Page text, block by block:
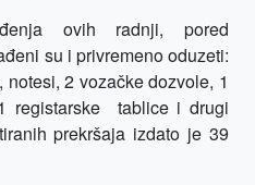
ovih radnji, pored
su i privremeno oduzeti:
2 vozačke dozvole, 1
registarske
tablice i drugi
prekršaja izdato je 39